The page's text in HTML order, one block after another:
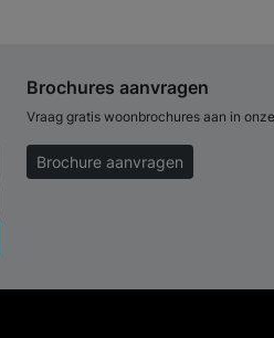
Brochures aanvragen
Vraag gratis woonbrochures aan in
Brochure aanvragen